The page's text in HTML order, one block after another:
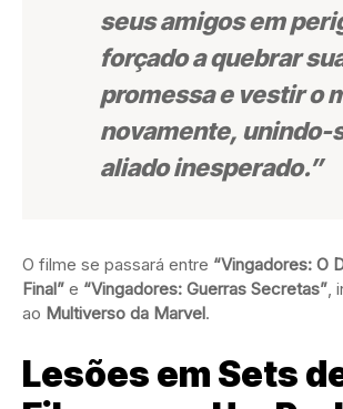
seus amigos em
forçado a quebrar
promessa e vestir o
novamente, unindo-
aliado inesperado.”
O filme se passará entre “Vingadores: O
Final” e “Vingadores: Guerras Secretas”,
ao Multiverso da Marvel.
Lesões em Sets